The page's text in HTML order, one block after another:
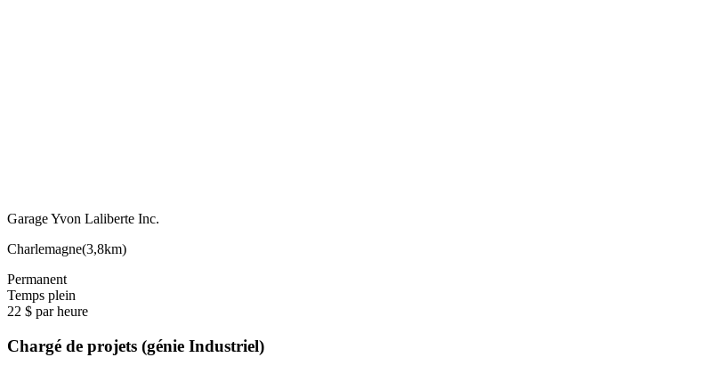
Garage Yvon Laliberte Inc.
Charlemagne(3,8km)
Permanent
Temps plein
22 $ par heure
Chargé de projets (génie Industriel)